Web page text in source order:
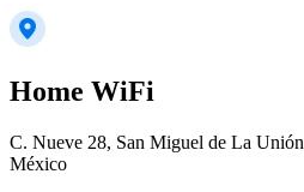
Home WiFi
C. Nueve 28, San Miguel de La
México